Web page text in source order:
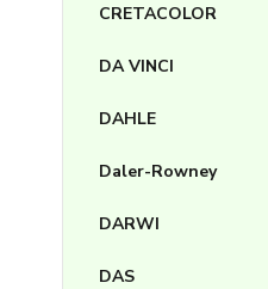
CRETACOLOR
DA VINCI
DAHLE
Daler-Rowney
DARWI
DAS